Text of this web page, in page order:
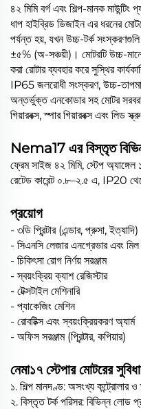
৪২ মিমি বর্গ এবং শিল্প-মানক
ধাপ হাইব্রিড ডিজাইন এর ধরনের
পর্যন্ত হয়, যখন উচ্চ-টর্ক
±৫% (অ-সঞ্চয়ী)। মোটরটি উচ্চ-
করা রোটার ব্যবহার করে সুস্থির
IP65 জলরোধী সংস্করণ, উচ্চ-
অন্তর্ভুক্ত এনকোডার সহ মোটর
গিয়ারবক্স, স্পার গিয়ারবক্স এবং লিড
Nema17 এর বিস্তৃত
ফ্রেম সাইজ ৪২ মিমি, স্টেপ
রেটেড কারেন্ট ০.৮–২.৫ এ, IP20
প্রয়োগ
- ৩ডি প্রিন্টার (এন্ডার, প্রুসা, ইত্যাদি)
- সিএনসি লেজার এনগ্রেভার এবং মিল
- চিকিৎসা রোগ নির্ণয় সরঞ্জাম
- স্বয়ংক্রিয় ক্যাশ রেজিস্টার
- টেক্সটাইল মেশিনারি
- প্যাকেজিং মেশিন
- রোবটিক্স এবং স্বয়ংক্রিয়করণ অ্যার্ম
- অফিস সরঞ্জাম (প্রিন্টার, কপিয়ার)
নেমা১৭ স্টেপার মোটরের
১. শিল্প মানদণ্ড: অসংখ্য কন্ট্রোলার ও
২. বিস্তৃত টর্ক পরিসর: বিভিন্ন লোড